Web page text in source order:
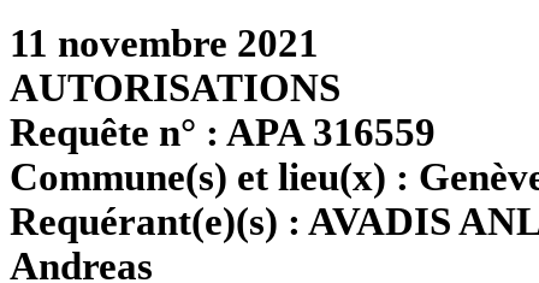
11 novembre 2021
AUTORISATIONS
Requête n° : APA 316559
Commune(s) et lieu(x) :
Requérant(e)(s) : AVADIS
Andreas